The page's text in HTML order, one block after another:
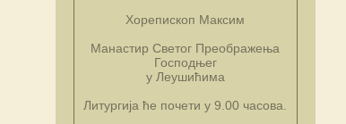
Хорепископ Максим
Манастир Светог Преображења
Господњег
у Леушићима
Литургија ће почети у 9.00 часова.